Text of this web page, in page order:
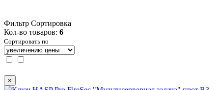
Фильтр Сортировка
Кол-во товаров: 6
Сортировать по
×